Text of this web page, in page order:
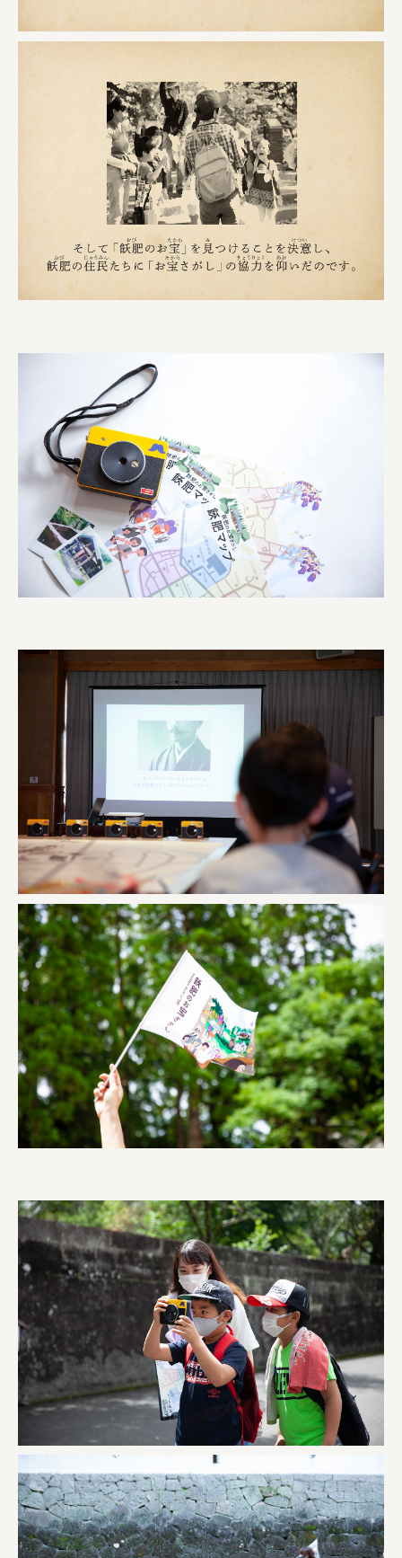
株式会社 未来ガ驚喜研究所
Panasonic
日鉄興和不動産株式会社
株式会社コスモスイニシア
株式会社亀屋万年堂